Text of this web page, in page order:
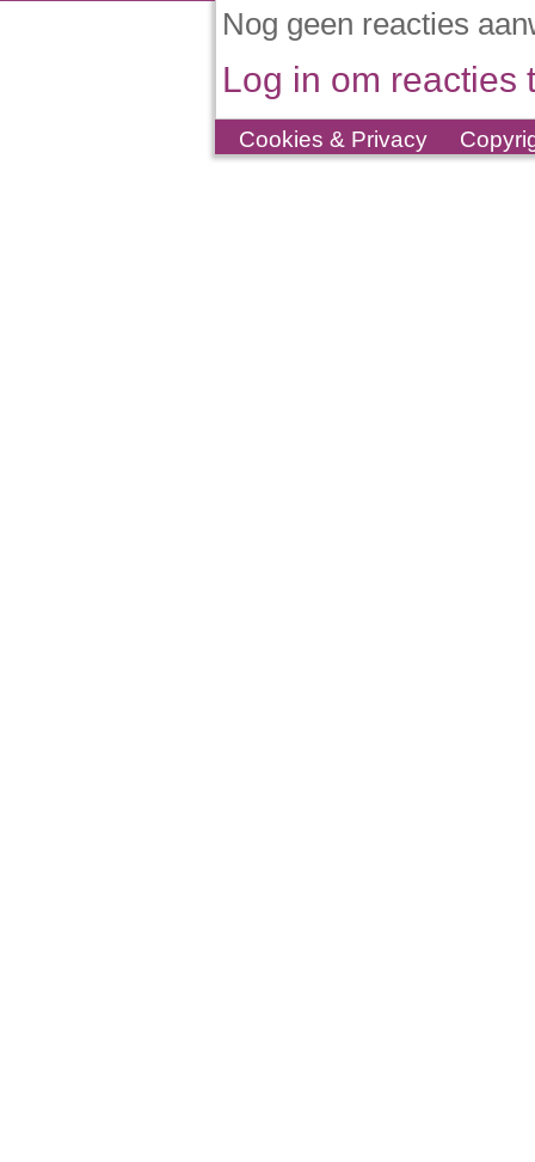
Nog geen reacties
Log in om reacties
Cookies & Privacy